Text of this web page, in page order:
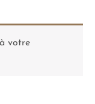
votre